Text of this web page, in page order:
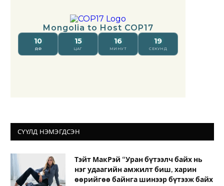
СҮҮЛД НЭМЭГДСЭН
Тэйт МакРэй “Уран бүтээлч байх нь
нэг удаагийн амжилт биш, харин
өөрийгөө байнга шинээр бүтээж байх